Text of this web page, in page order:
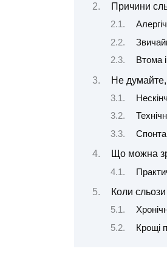
Причини
Втома
Не
Що можна
Коли
Крощі